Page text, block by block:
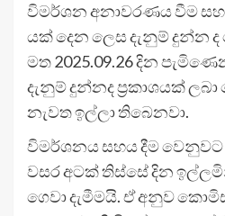
විම­ර්ශන අනා­ව­ර­ණය වීම සහ
යක් දෙන ලෙස දැනුම් දුන්න
මත 2025.09.26 දින
දැනුම් දුන්නද ප්‍රකා­ශ­යක්
නැවත ඉල්ලා තිබෙ­නවා.
විම­ර්ශ­නය සහය දීම
වසර අටක් තිස්සේ දින
ගෙවා දැමී­මයි. ඒ අනුව